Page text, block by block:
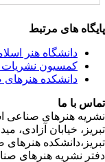
مرتبط
هنر اسلامی تبریز
نشریات وزارت
هنرهای صناعی
صناعی اسلامی
آزادی، میدان
هنرهای صناعی